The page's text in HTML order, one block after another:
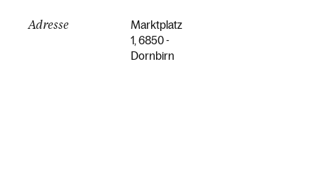
Adresse
Marktplatz
1, 6850 -
Dornbirn